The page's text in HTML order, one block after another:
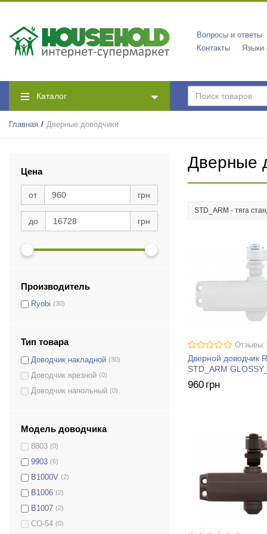
Вопросы и ответы
Контакты
Языки
Каталог
Главная Дверные доводчики
Цена
от грн
до грн
Производитель
Ryobi (30)
Тип товара
Доводчик накладной (30)
Доводчик врезной (0)
Доводчик напольный (0)
Модель доводчика
8803 (0)
9903 (6)
B1000V (2)
B1006 (2)
B1007 (2)
CO-54 (0)
Дверные
STD_ARM - тяга
Отзывы:
Дверной доводчик
STD_ARM
960 грн